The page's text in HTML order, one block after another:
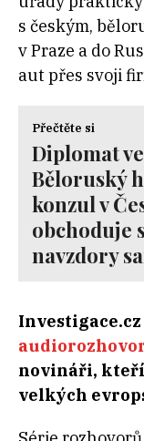
s českým,
v Praze a do
aut přes svoji
Přečtěte si
Diplomat
Běloruský
konzul v
obchoduje
navzdory
novináři,
velkých